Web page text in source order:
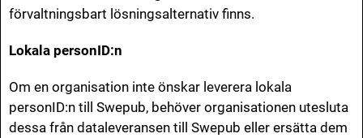
förvaltningsbart lösningsalternativ finns.
Lokala personID:n
Om en organisation inte önskar leverera lokala
personID:n till Swepub, behöver organisationen utesluta
dessa från dataleveransen till Swepub eller ersätta dem